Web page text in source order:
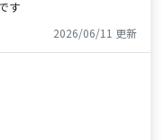
す
2026/06/11 更新